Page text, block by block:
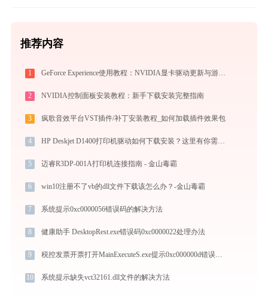
推荐内容
1 GeForce Experience使用教程：NVIDIA显卡驱动更新与游戏优化录制完全指南
2 NVIDIA控制面板安装教程：新手下载安装完整指南
3 疯歌音效平台VST插件/补丁安装教程_如何加载插件效果包
4 HP Deskjet D1400打印机驱动如何下载安装？这里有你需要的所有信息
5 迈睿R3DP-001A打印机连接指南 - 金山毒霸
6 win10注册不了vb的dll文件下载该怎么办？-金山毒霸
7 系统提示0xc0000056错误码的解决方法
8 健康助手 DesktopRest.exe错误码0xc0000022处理办法
9 税控发票开票打开MainExecuteS.exe提示0xc000000d错误码怎么办
10 系统提示缺失vct32161.dll文件的解决方法